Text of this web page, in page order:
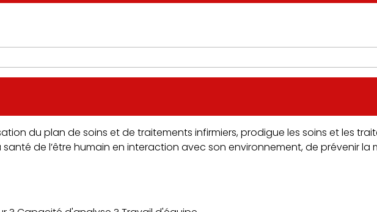
du plan de soins et de traitements infirmiers, prodigue les soins et les
de l’être humain en interaction avec son environnement, de prévenir la